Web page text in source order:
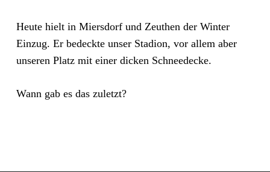
Heute hielt in Miersdorf und Zeuthen der Winter
Einzug. Er bedeckte unser Stadion, vor allem aber
unseren Platz mit einer dicken Schneedecke.
Wann gab es das zuletzt?